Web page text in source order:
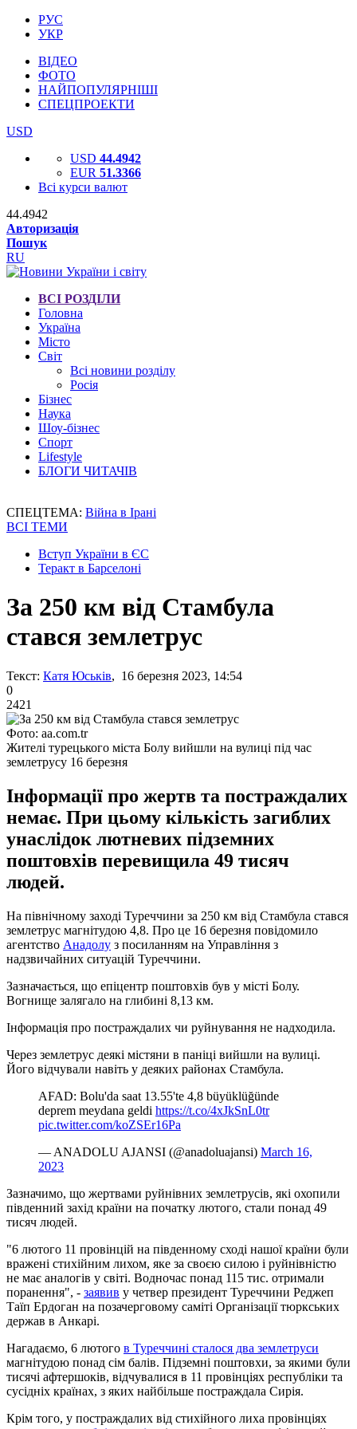
РУС
УКР
ВІДЕО
ФОТО
НАЙПОПУЛЯРНІШІ
СПЕЦПРОЕКТИ
USD
USD 44.4942
EUR 51.3366
Всі курси валют
44.4942
Авторизація
Пошук
RU
ВСІ РОЗДІЛИ
Головна
Україна
Місто
Світ
Всі новини розділу
Росія
Бізнес
Наука
Шоу-бізнес
Спорт
Lifestyle
БЛОГИ ЧИТАЧІВ
СПЕЦТЕМА: Війна в Ірані
ВСІ ТЕМИ
Вступ України в ЄС
Теракт в Барселоні
За 250 км від Стамбула
стався землетрус
Текст: Катя Юськів, 16 березня 2023, 14:54
0
2421
Фото: aa.com.tr
Жителі турецького міста Болу вийшли на вулиці під час
землетрусу 16 березня
Інформації про жертв та постраждалих
немає. При цьому кількість загиблих
унаслідок лютневих підземних
поштовхів перевищила 49 тисяч
людей.
На північному заході Туреччини за 250 км від Стамбула стався
землетрус магнітудою 4,8. Про це 16 березня повідомило
агентство Анадолу з посиланням на Управління з
надзвичайних ситуацій Туреччини.
Зазначається, що епіцентр поштовхів був у місті Болу.
Вогнище залягало на глибині 8,13 км.
Інформація про постраждалих чи руйнування не надходила.
Через землетрус деякі містяни в паніці вийшли на вулиці.
Його відчували навіть у деяких районах Стамбула.
AFAD: Bolu'da saat 13.55'te 4,8 büyüklüğünde
deprem meydana geldi https://t.co/4xJkSnL0tr
pic.twitter.com/koZSEr16Pa
— ANADOLU AJANSI (@anadoluajansi) March 16,
2023
Зазначимо, що жертвами руйнівних землетрусів, які охопили
південний захід країни на початку лютого, стали понад 49
тисяч людей.
"6 лютого 11 провінцій на південному сході нашої країни були
вражені стихійним лихом, яке за своєю силою і руйнівністю
не має аналогів у світі. Водночас понад 115 тис. отримали
поранення", - заявив у четвер президент Туреччини Реджеп
Таїп Ердоган на позачерговому саміті Організації тюркських
держав в Анкарі.
Нагадаємо, 6 лютого в Туреччині сталося два землетруси
магнітудою понад сім балів. Підземні поштовхи, за якими були
тисячі афтершоків, відчувалися в 11 провінціях республіки та
сусідніх країнах, з яких найбільше постраждала Сирія.
Крім того, у постраждалих від стихійного лиха провінціях